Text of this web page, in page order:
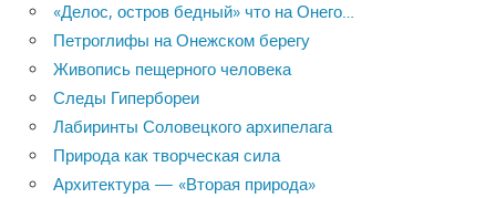
«Делос, остров бедный» что на Онего…
Петроглифы на Онежском берегу
Живопись пещерного человека
Следы Гипербореи
Лабиринты Соловецкого архипелага
Природа как творческая сила
Архитектура — «Вторая природа»